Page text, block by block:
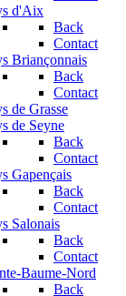
d'Aix
Back
Contact
Briançonnais
Back
Contact
de Grasse
de Seyne
Back
Contact
Gapençais
Back
Contact
Salonais
Back
Contact
Baume-Nord
Back